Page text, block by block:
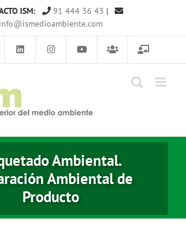
ISM: 91 444 36 43 |
info@ismedioambiente.com
Ambiental.
Ambiental de
Producto